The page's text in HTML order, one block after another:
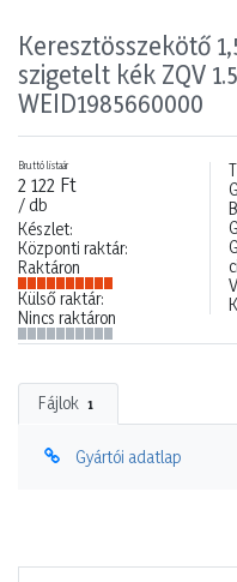
Keresztösszekötő
szigetelt kék ZQV
WEID1985660000
Bruttó listaár
2 122 Ft
/ db
Készlet:
Központi raktár:
Raktáron
Külső raktár:
Nincs raktáron
Fájlok 1
Gyártói adatlap